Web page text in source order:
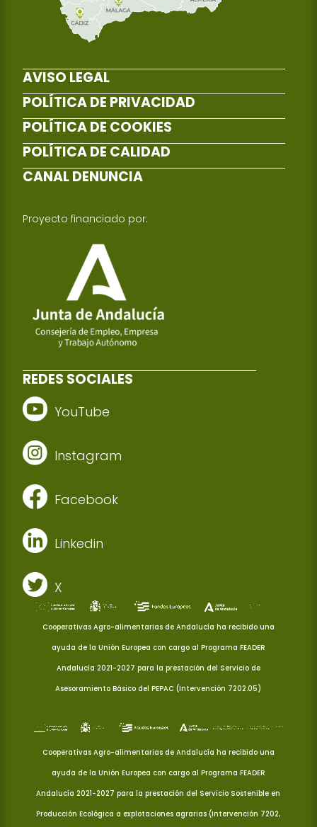
AVISO LEGAL
POLÍTICA DE PRIVACIDAD
POLÍTICA DE COOKIES
POLÍTICA DE CALIDAD
CANAL DENUNCIA
Proyecto financiado por:
REDES SOCIALES
YouTube
Instagram
Facebook
Linkedin
X
Cooperativas Agro-alimentarias de Andalucía ha recibido una
ayuda de la Unión Europea con cargo al Programa FEADER
Andalucía 2021-2027 para la prestación del Servicio de
Asesoramiento Básico del PEPAC (Intervención 7202.05)
Cooperativas Agro-alimentarias de Andalucía ha recibido una
ayuda de la Unión Europea con cargo al Programa FEADER
Andalucía 2021-2027 para la prestación del Servicio Sostenible en
Producción Ecológica a explotaciones agrarias (Intervención 7202,